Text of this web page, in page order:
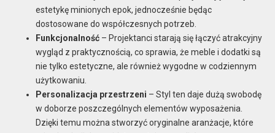
estetykę minionych epok, jednocześnie będąc
dostosowane do współczesnych potrzeb.
Funkcjonalność– Projektanci starają się łączyć atrakcyjny
wygląd z praktycznością, co sprawia, że meble i dodatki są
nie tylko estetyczne, ale również wygodne w codziennym
użytkowaniu.
Personalizacja przestrzeni – Styl ten daje dużą swobodę
w doborze poszczególnych elementów wyposażenia.
Dzięki temu można stworzyć oryginalne aranżacje, które